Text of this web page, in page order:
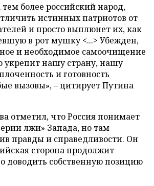
более российский народ,
истинных патриотов от
и просто выплюнет их, как
в рот мушку <...> Убежден,
и необходимое самоочищение
укрепит нашу страну, нашу
и готовность
вызовы», – цитирует Путина
отметил, что Россия понимает
лжи» Запада, но там
правды и справедливости. Он
сторона продолжит
доводить собственную позицию